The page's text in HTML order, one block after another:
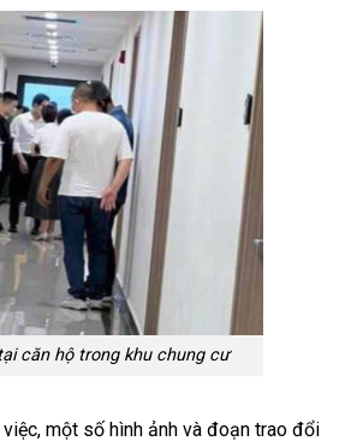
căn hộ trong khu chung cư
một số hình ảnh và đoạn trao đổi